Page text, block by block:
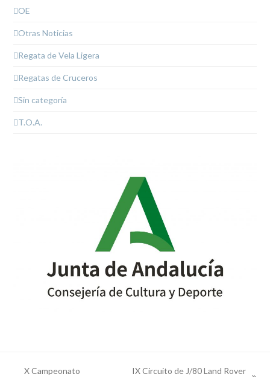
OE
Otras Noticias
Regata de Vela Ligera
Regatas de Cruceros
Sin categoría
T.O.A.
X Campeonato
IX Circuito de J/80 Land Rover